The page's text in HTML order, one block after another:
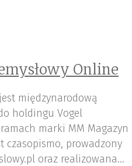
Online
międzynarodową
holdingu Vogel
marki MM Magazyn
czasopismo, prowadzony
oraz realizowana